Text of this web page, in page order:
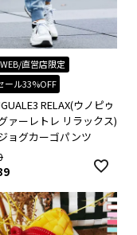
WEB/直営店限定
ール33%OFF
RELAX(ウノピゥ
ァーレトレ リラックス)
ョグカーゴパンツ